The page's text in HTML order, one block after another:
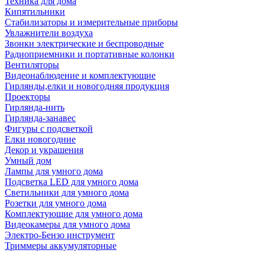
Кипятильники
Стабилизаторы и измерительные приборы
Увлажнители воздуха
Звонки электрические и беспроводные
Радиоприемники и портативные колонки
Вентиляторы
Видеонаблюдение и комплектующие
Гирлянды,елки и новогодняя продукция
Проекторы
Гирлянда-нить
Гирлянда-занавес
Фигуры с подсветкой
Елки новогодние
Декор и украшения
Умный дом
Лампы для умного дома
Подсветка LED для умного дома
Светильники для умного дома
Розетки для умного дома
Комплектующие для умного дома
Видеокамеры для умного дома
Электро-Бензо инструмент
Триммеры аккумуляторные